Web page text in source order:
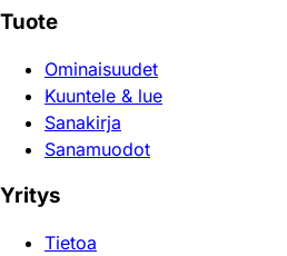
Tuote
Ominaisuudet
Kuuntele & lue
Sanakirja
Sanamuodot
Yritys
Tietoa